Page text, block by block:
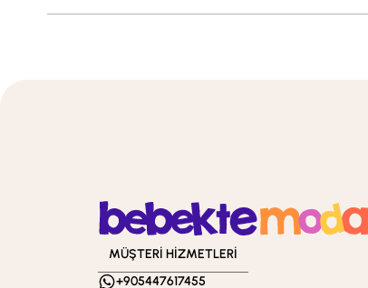
MÜŞTERİ HİZMETLERİ
+905447617455